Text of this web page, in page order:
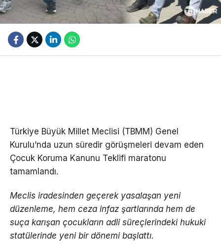
Türkiye Büyük Millet Meclisi (TBMM) Genel
Kurulu’nda uzun süredir görüşmeleri devam eden
Çocuk Koruma Kanunu Teklifi maratonu
tamamlandı.
Meclis iradesinden geçerek yasalaşan yeni
düzenleme, hem ceza infaz şartlarında hem de
suça karışan çocukların adli süreçlerindeki hukuki
statülerinde yeni bir dönemi başlattı.